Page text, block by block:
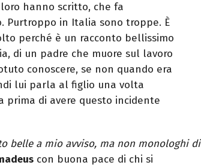
hanno scritto, che fa
in Italia sono troppe. È
perché è un racconto bellissimo
di un padre che muore sul lavoro
conoscere, se non quando era
lui parla al figlio una volta
prima di avere questo incidente
belle a mio avviso, ma non monologhi di
con buona pace di chi si